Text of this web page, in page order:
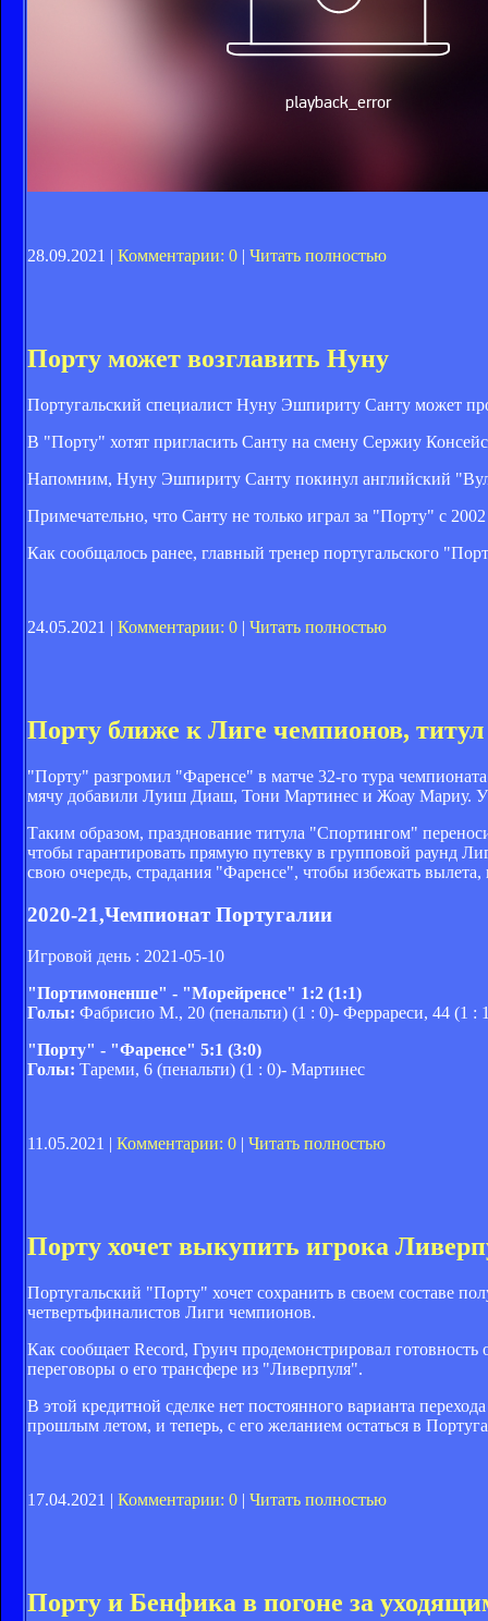
28.09.2021 | Комментарии: 0 | Читать полностью
Порту может возглавить Нуну
Португальский специалист Нуну Эшпириту Санту может
В "Порту" хотят пригласить Санту на смену Сержиу
Напомним, Нуну Эшпириту Санту покинул английский
Примечательно, что Санту не только играл за "Порту" с
Как сообщалось ранее, главный тренер португальского
24.05.2021 | Комментарии: 0 | Читать полностью
Порту ближе к Лиге чемпионов,
"Порту" разгромил "Фаренсе" в матче 32-го тура
мячу добавили Луиш Диаш, Тони Мартинес и Жоау Мариу. У
Таким образом, празднование титула "Спортингом"
чтобы гарантировать прямую путевку в групповой раунд
свою очередь, страдания "Фаренсе", чтобы избежать вылета,
2020-21,Чемпионат Португалии
Игровой день : 2021-05-10
"Портимоненше" - "Морейренсе" 1:2 (1:1)
Голы: Фабрисио М., 20 (пенальти) (1 : 0)- Феррареси, 44 (1 :
"Порту" - "Фаренсе" 5:1 (3:0)
Голы: Тареми, 6 (пенальти) (1 : 0)- Мартинес
11.05.2021 | Комментарии: 0 Читать полностью
Порту хочет выкупить игрока
Португальский "Порту" хочет сохранить в своем составе
четвертьфиналистов Лиги чемпионов.
Как сообщает Record, Груич продемонстрировал
переговоры о его трансфере из "Ливерпуля".
В этой кредитной сделке нет постоянного варианта
прошлым летом, и теперь, с его желанием остаться в
17.04.2021 | Комментарии: 0 | Читать полностью
Порту и Бенфика в погоне за